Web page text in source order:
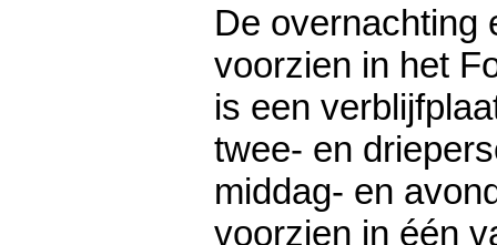
De overnachting
voorzien in het
is een
twee- en
middag- en
voorzien in één